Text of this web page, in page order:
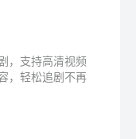
，支持高清视频
，轻松追剧不再